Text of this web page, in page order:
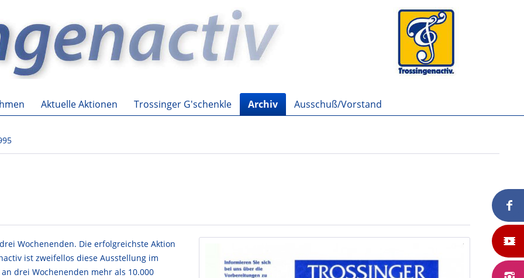
Aktuelle Aktionen Trossinger G'schenkle Archiv Ausschuß/Vorstand
Wochenenden. Die erfolgreichste Aktion
ist zweifellos diese Ausstellung im
drei Wochenenden mehr als 10.000